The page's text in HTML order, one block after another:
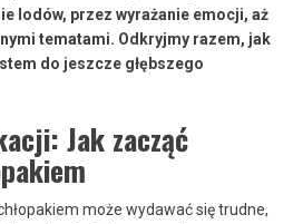
lodów, przez wyrażanie​ emocji, aż
tematami. Odkryjmy razem,⁣ jak
do jeszcze głębszego
Jak ‌zacząć
może wydawać się trudne,